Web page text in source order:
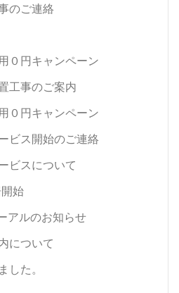
のご連絡
０円キャンペーン
工事のご案内
０円キャンペーン
ビス開始のご連絡
ビスについて
始
アルのお知らせ
について
した。